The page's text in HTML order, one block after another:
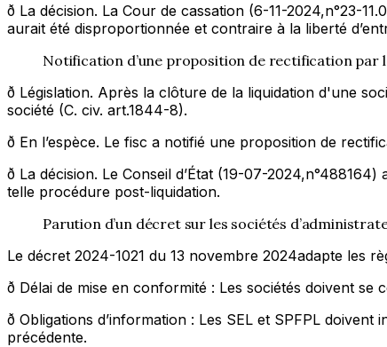
ð La décision. La Cour de cassation (6-11-2024,n°23-
aurait été disproportionnée et contraire à la liberté
Notification d’une proposition de rectification par
ð Législation. Après la clôture de la liquidation d'une
société (C. civ. art.1844-8).
ð En l’espèce. Le fisc a notifié une proposition de
ð La décision. Le Conseil d’État (19-07-
telle procédure post-liquidation.
Parution d’un décret sur les sociétés
Le décret 2024-1021 du 13 novembre 2024adapte les
ð Délai de mise en conformité : Les sociétés doivent
ð Obligations d’information : Les SEL et SPFPL
précédente.